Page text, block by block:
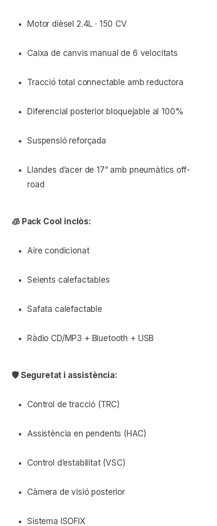
Motor dièsel 2.4L · 150 CV
Caixa de canvis manual de 6 velocitats
Tracció total connectable amb reductora
Diferencial posterior bloquejable al 100%
Suspensió reforçada
Llandes d’acer de 17” amb pneumàtics off-
road
🧊 Pack Cool inclòs:
Aire condicionat
Seients calefactables
Safata calefactable
Ràdio CD/MP3 + Bluetooth + USB
🛡 Seguretat i assistència:
Control de tracció (TRC)
Assistència en pendents (HAC)
Control d’estabilitat (VSC)
Càmera de visió posterior
Sistema ISOFIX